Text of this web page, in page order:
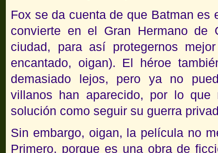
Fox se da cuenta de que Batman es
convierte en el Gran Hermano de
ciudad, para así protegernos
encantado, oigan). El héroe
demasiado lejos, pero ya no
villanos han aparecido, por lo
solución como seguir su guerra
Sin embargo, oigan, la película no
Primero, porque es una obra de